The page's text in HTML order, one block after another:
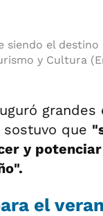
siendo el
y Cultura
que
y
el